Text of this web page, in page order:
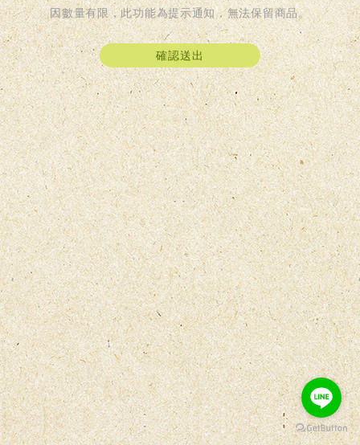
因數量有限，此功能為提示通知，無法保留商品。
確認送出